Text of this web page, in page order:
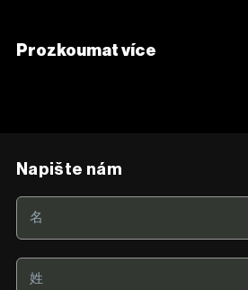
Prozkoumat více
Napište nám